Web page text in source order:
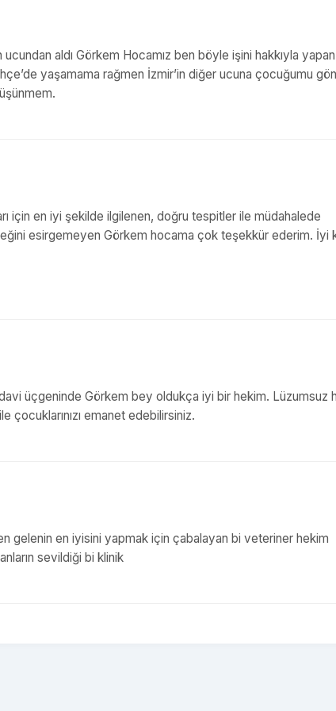
aldı Görkem Hocamız ben böyle işini hakkıyla yapan
yaşamama rağmen İzmir’in diğer ucuna çocuğumu
için en iyi şekilde ilgilenen, doğru tespitler ile müdahalede
esirgemeyen Görkem hocama çok teşekkür ederim. İyi
üçgeninde Görkem bey oldukça iyi bir hekim. Lüzumsuz
çocuklarınızı emanet edebilirsiniz.
gelenin en iyisini yapmak için çabalayan bi veteriner hekim
sevildiği bi klinik